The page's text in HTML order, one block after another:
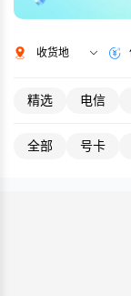
收货地
精选 电信
全部 号卡